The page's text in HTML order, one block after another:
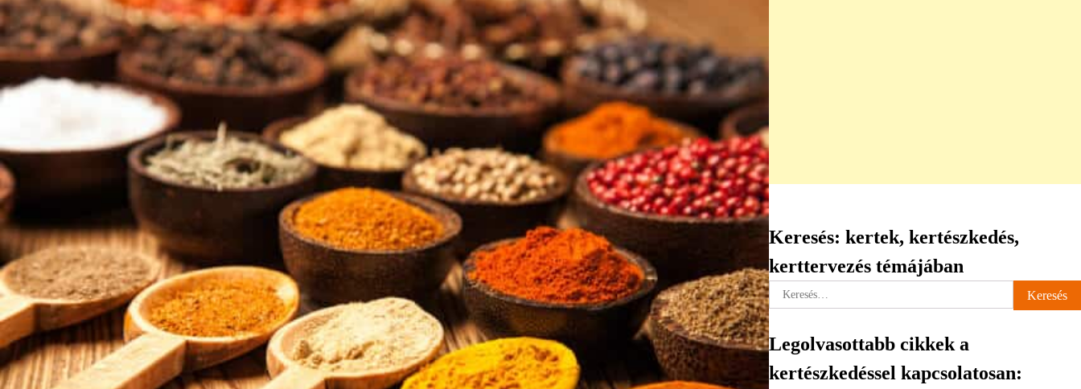
Keresés: kertek, kertészkedés,
kerttervezés témájában
Keresés:
Legolvasottabb cikkek a
kertészkedéssel kapcsolatosan: